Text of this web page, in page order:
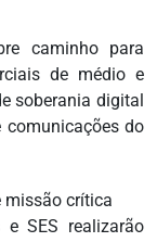
caminho para
de médio e
soberania digital
do
missão crítica
e SES realizarão